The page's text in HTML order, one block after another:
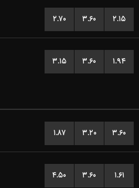
۲.۷۰ ۳.۶۰ ۲.۱۵
۳.۱۵ ۳.۶۰ ۱.۹۴
۱.۸۷ ۳.۲۰ ۳.۶۰
۴.۵۰ ۳.۶۰ ۱.۶۱